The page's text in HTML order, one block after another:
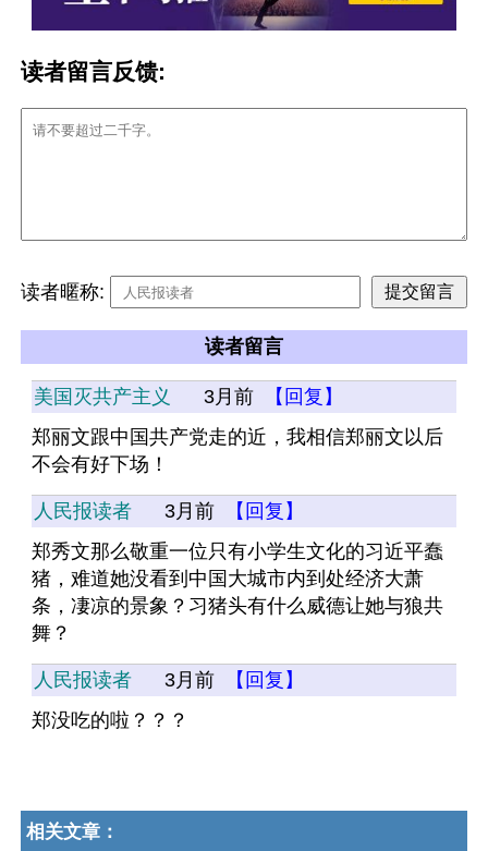
读者留言反馈:
读者暱称:
读者留言
美国灭共产主义 3月前
【回复】
郑丽文跟中国共产党走的近，我相信郑丽文以后
不会有好下场！
人民报读者 3月前
【回复】
郑秀文那么敬重一位只有小学生文化的习近平蠢
猪，难道她没看到中国大城市内到处经济大萧
条，凄凉的景象？习猪头有什么威德让她与狼共
舞？
人民报读者 3月前
【回复】
郑没吃的啦？？？
相关文章：